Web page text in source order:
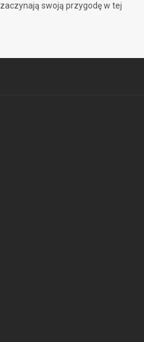
swoją przygodę w tej